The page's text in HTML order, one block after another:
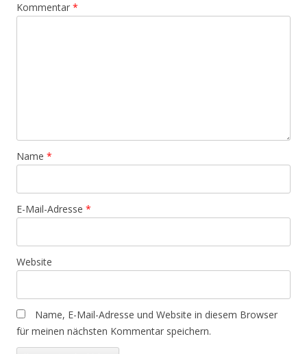
Kommentar *
Name *
E-Mail-Adresse *
Website
Name, E-Mail-Adresse und Website in diesem Browser
für meinen nächsten Kommentar speichern.